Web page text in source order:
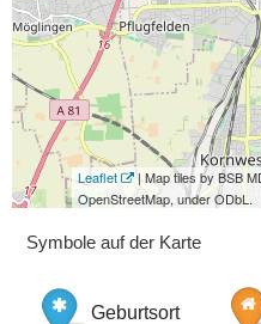
Leaflet
| Map tiles by BSB
OpenStreetMap, under ODbL.
Symbole auf der Karte
Geburtsort